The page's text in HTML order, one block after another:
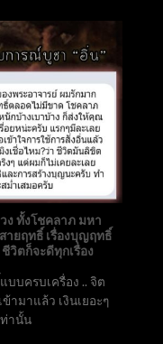
ง ทั้งโชคลาภ มหา
ายฤทธิ์ เรื่องบุญฤทธิ์
วิตก็จะดีทุกเรื่อง
บบครบเครื่อง .. จิต
ามาแล้ว เงินเยอะๆ
ท่านั้น